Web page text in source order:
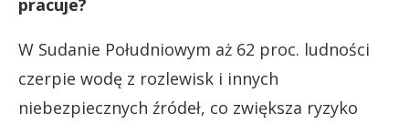
W Sudanie Południowym aż 62 proc. ludności
czerpie wodę z rozlewisk i innych
niebezpiecznych źródeł, co zwiększa ryzyko